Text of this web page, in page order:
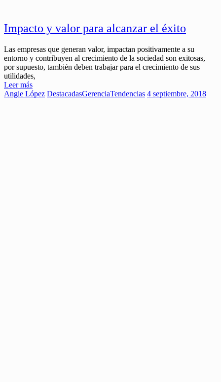
Impacto y valor para alcanzar el éxito
Las empresas que generan valor, impactan positivamente a su
entorno y contribuyen al crecimiento de la sociedad son exitosas,
por supuesto, también deben trabajar para el crecimiento de sus
utilidades,
Leer más
Angie López DestacadasGerenciaTendencias 4 septiembre, 2018